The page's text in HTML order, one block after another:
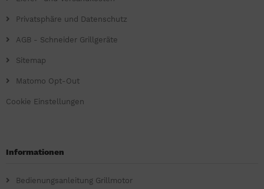
Privatsphäre und Datenschutz
AGB - Schneider Grillgeräte
Sitemap
Matomo Opt-Out
Cookie Einstellungen
Informationen
Bedienungsanleitung Grillmotor